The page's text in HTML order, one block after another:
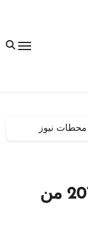
أجندة الأربعاء 19 شباط 2014 من